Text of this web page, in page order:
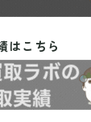
はこちら